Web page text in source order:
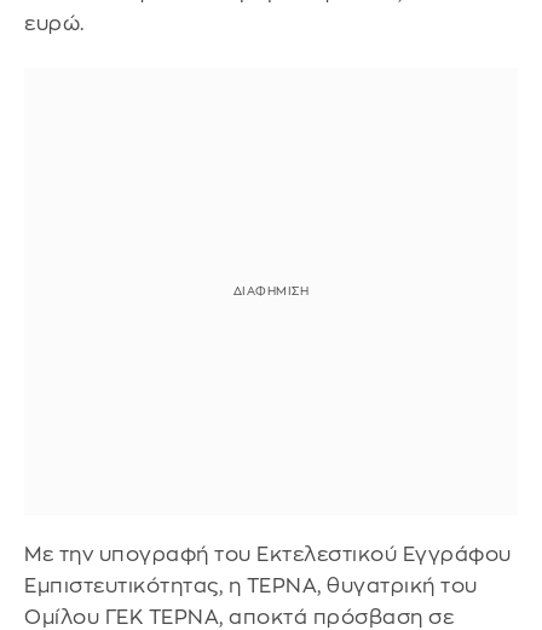
ευρώ.
Με την υπογραφή του Εκτελεστικού Εγγράφου
Εμπιστευτικότητας, η ΤΕΡΝΑ, θυγατρική του
Ομίλου ΓΕΚ ΤΕΡΝΑ, αποκτά πρόσβαση σε